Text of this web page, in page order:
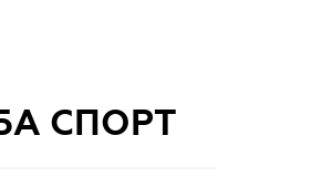
СПОРТ